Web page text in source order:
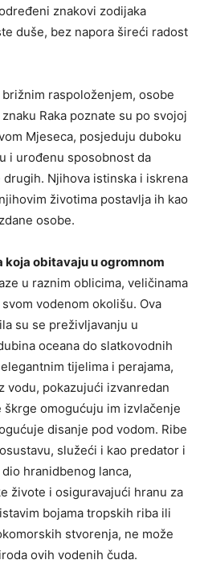
znakovi zodijaka
duše, bez napora šireći radost
raspoloženjem, osobe
Raka poznate su po svojoj
Mjeseca, posjeduju duboku
i urođenu sposobnost da
Njihova istinska i iskrena
životima postavlja ih kao
osobe.
koja obitavaju u ogromnom
u raznim oblicima, veličinama
vodenom okolišu. Ova
su se preživljavanju u
oceana do slatkovodnih
tijelima i perajama,
vodu, pokazujući izvanredan
omogućuju im izvlačenje
disanje pod vodom. Ribe
služeći i kao predator i
hranidbenog lanca,
živote i osiguravajući hranu za
bojama tropskih riba ili
stvorenja, ne može
ovih vodenih čuda.